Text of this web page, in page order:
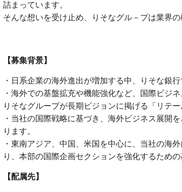
詰まっています。
そんな想いを受け止め、りそなグル－プは業界
【募集背景】
・日系企業の海外進出が増加する中、りそな銀
・海外での基盤拡充や機能強化など、国際ビジ
りそなグループが長期ビジョンに掲げる「リテ
・当社の国際戦略に基づき、海外ビジネス展開
ります。
・東南アジア、中国、米国を中心に、当社の海
り、本部の国際企画セクションを強化するための
【配属先】